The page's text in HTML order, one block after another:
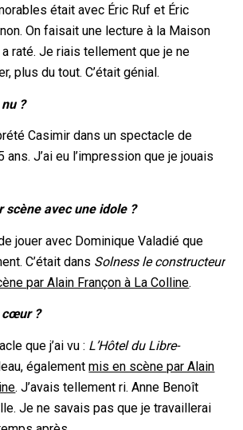
était avec Éric Ruf et Éric
On faisait une lecture à la Maison
raté. Je riais tellement que je ne
plus du tout. C’était génial.
?
Casimir dans un spectacle de
ans. J’ai eu l’impression que je jouais
scène avec une idole ?
jouer avec Dominique Valadié que
C’était dans Solness le constructeur
par Alain Françon à La Colline.
cœur ?
que j’ai vu : L’Hôtel du Libre-
égalementmis en scène par Alain
. J’avais tellement ri. Anne Benoît
Je ne savais pas que je travaillerai